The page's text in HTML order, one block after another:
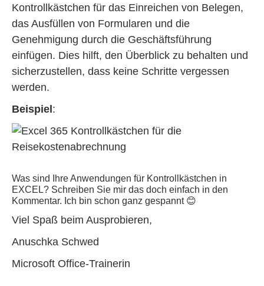
Kontrollkästchen für das Einreichen von Belegen,
das Ausfüllen von Formularen und die
Genehmigung durch die Geschäftsführung
einfügen. Dies hilft, den Überblick zu behalten und
sicherzustellen, dass keine Schritte vergessen
werden.
Beispiel:
Was sind Ihre Anwendungen für Kontrollkästchen in
EXCEL? Schreiben Sie mir das doch einfach in den
Kommentar. Ich bin schon ganz gespannt 😊
Viel Spaß beim Ausprobieren,
Anuschka Schwed
Microsoft Office-Trainerin